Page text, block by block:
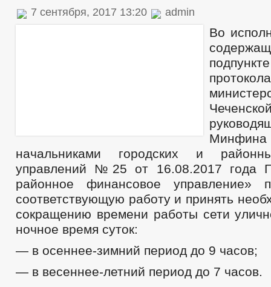
7 сентября, 2017 13:20 admin
Во
начальниками городских и
управлений №25 от 16.08.2017 года
районное финансовое управление»
соответствующую работу и принять
сокращению времени работы сети
ночное время суток:
— в осеннее-зимний период до 9 часов;
— в весеннее-летний период до 7 часов.